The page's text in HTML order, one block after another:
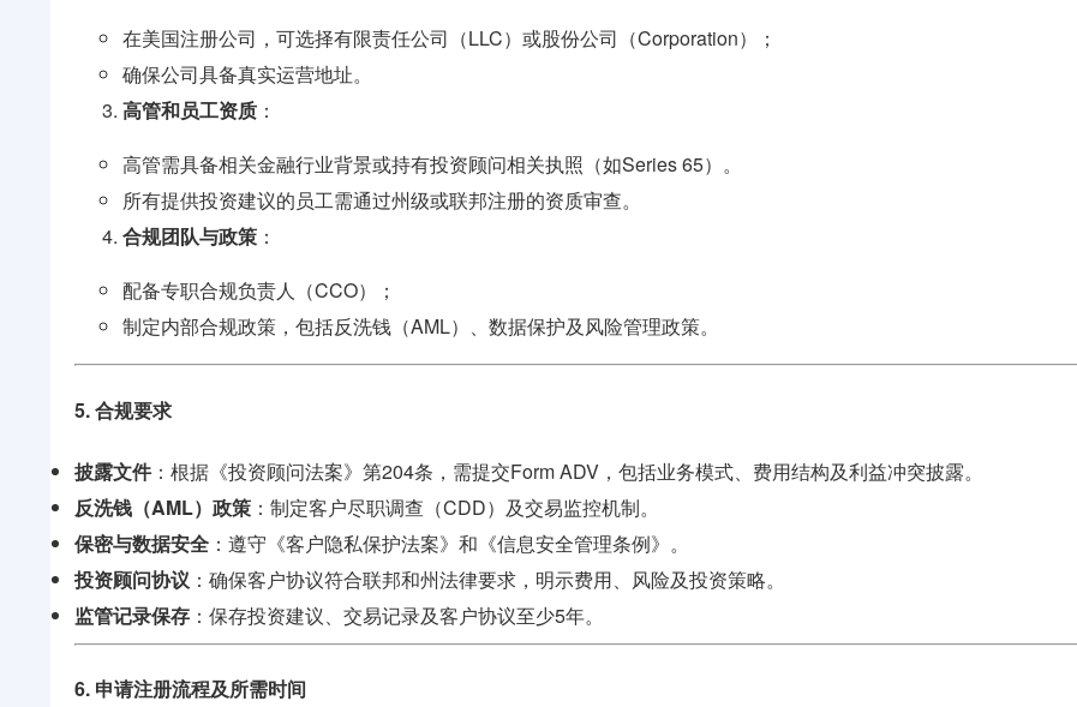
在美国注册公司，可选择有限责任公司（LLC）或股份公司（Corporation）；
确保公司具备真实运营地址。
高管和员工资质 ：
高管需具备相关金融行业背景或持有投资顾问相关执照（如Series 65）。
所有提供投资建议的员工需通过州级或联邦注册的资质审查。
合规团队与政策 ：
配备专职合规负责人（CCO）；
制定内部合规政策，包括反洗钱（AML）、数据保护及风险管理政策。
5. 合规要求
披露文件：根据《投资顾问法案》第204条，需提交Form ADV，包括业务模式、费用结构及利益冲突披露。
反洗钱（AML）政策 ：制定客户尽职调查（CDD）及交易监控机制。
保密与数据安全 ：遵守《客户隐私保护法案》和《信息安全管理条例》。
投资顾问协议 ：确保客户协议符合联邦和州法律要求，明示费用、风险及投资策略。
监管记录保存 ：保存投资建议、交易记录及客户协议至少5年。
6. 申请注册流程及所需时间